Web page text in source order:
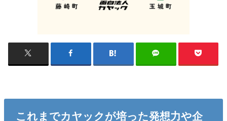
これまでカヤックが培った発想力や企